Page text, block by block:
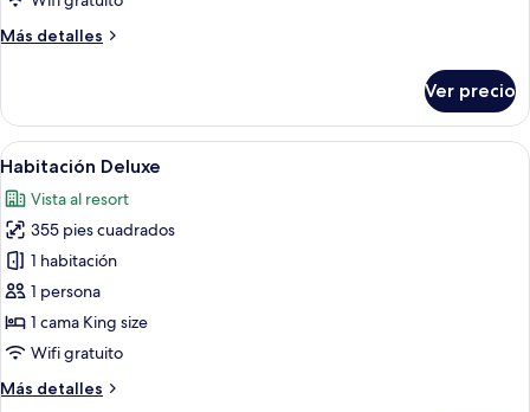
resort
Más detalles
Más
Club,
vista
al
Ver precio
Abrir
todas
las
fotos
de
Habitación
Deluxe
Una habitación de hotel moderna
5
Habitación Deluxe
Vista al resort
355 pies cuadrados
1 habitación
1 persona
1 cama King size
Wifi gratuito
Más detalles
Más